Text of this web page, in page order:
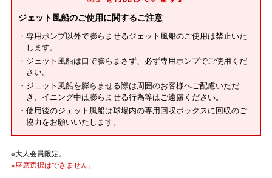
ジェット風船のご使用に関するご注意
・専用ポンプ以外で膨らませるジェット風船のご使用は禁止いた
します。
・ジェット風船は口で膨らまさず、必ず専用ポンプでご使用くだ
さい。
・ジェット風船を膨らませる際は周囲のお客様へご配慮いただ
き、イニング中は膨らませる行為等はご遠慮ください。
・使用後のジェット風船は球場内の専用回収ボックスに回収のご
協力をお願いいたします。
※大人会員限定。
※座席選択はできません。